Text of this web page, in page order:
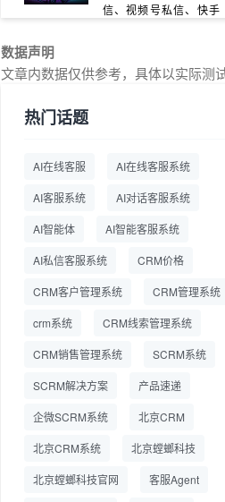
信、视频号私信、快手
螳螂系统专为K12/职业
交：螳螂科技销售AI智能
一站式SCRM系统企微
全流程
商用SCRM系统企微工
营成本
企业微信 私域用户精细
螳螂教育CRM助力教培
机构精细化运营
数据声明
文章内数据仅供参考，具体以实际测
热门话题
AI在线客服 AI在线客服系统
AI客服系统 AI对话客服系统
AI智能体 AI智能客服系统
AI私信客服系统 CRM价格
CRM客户管理系统 CRM管理系统
crm系统 CRM线索管理系统
CRM销售管理系统 SCRM系统
SCRM解决方案 产品速递
企微SCRM系统 北京CRM
北京CRM系统 北京螳螂科技
北京螳螂科技官网 客服Agent